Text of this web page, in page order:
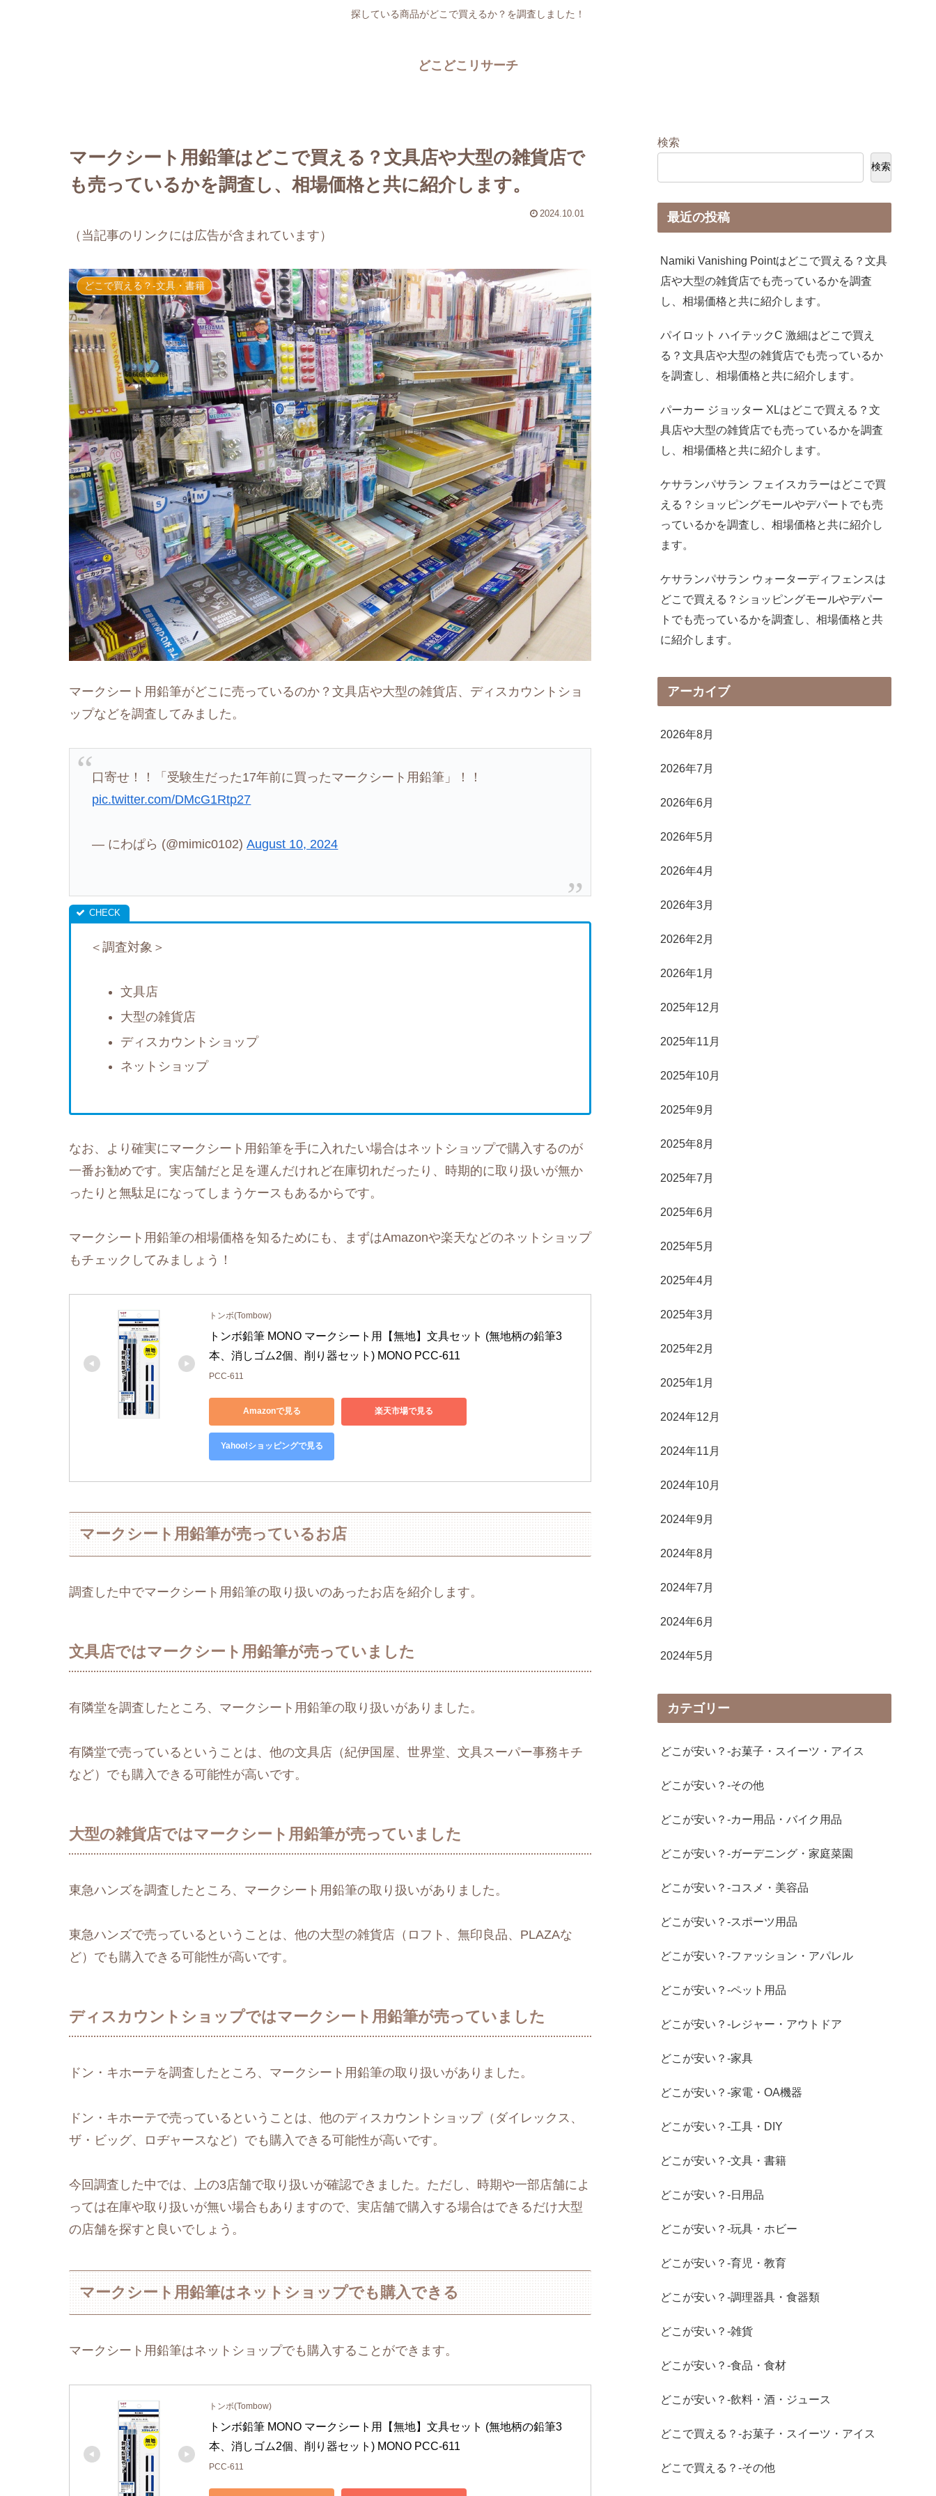
探している商品がどこで買えるか？を調査しました！
どこどこリサーチ
マークシート用鉛筆はどこで買える？文具店や大型の雑貨店で
も売っているかを調査し、相場価格と共に紹介します。
2024.10.01
（当記事のリンクには広告が含まれています）
どこで買える？-文具・書籍
マークシート用鉛筆がどこに売っているのか？文具店や大型の雑貨店、ディスカウントショ
ップなどを調査してみました。
口寄せ！！「受験生だった17年前に買ったマークシート用鉛筆」！！
pic.twitter.com/DMcG1Rtp27
— にわぱら (@mimic0102)August 10, 2024
＜調査対象＞
文具店
大型の雑貨店
ディスカウントショップ
ネットショップ
なお、より確実にマークシート用鉛筆を手に入れたい場合はネットショップで購入するのが
一番お勧めです。実店舗だと足を運んだけれど在庫切れだったり、時期的に取り扱いが無か
ったりと無駄足になってしまうケースもあるからです。
マークシート用鉛筆の相場価格を知るためにも、まずはAmazonや楽天などのネットショップ
もチェックしてみましょう！
トンボ(Tombow)
トンボ鉛筆 MONO マークシート用【無地】文具セット (無地柄の鉛筆3
本、消しゴム2個、削り器セット) MONO PCC-611
PCC-611
Amazonで見る 楽天市場で見る
Yahoo!ショッピングで見る
マークシート用鉛筆が売っているお店
調査した中でマークシート用鉛筆の取り扱いのあったお店を紹介します。
文具店ではマークシート用鉛筆が売っていました
有隣堂を調査したところ、マークシート用鉛筆の取り扱いがありました。
有隣堂で売っているということは、他の文具店（紀伊国屋、世界堂、文具スーパー事務キチ
など）でも購入できる可能性が高いです。
大型の雑貨店ではマークシート用鉛筆が売っていました
東急ハンズを調査したところ、マークシート用鉛筆の取り扱いがありました。
東急ハンズで売っているということは、他の大型の雑貨店（ロフト、無印良品、PLAZAな
ど）でも購入できる可能性が高いです。
ディスカウントショップではマークシート用鉛筆が売っていました
ドン・キホーテを調査したところ、マークシート用鉛筆の取り扱いがありました。
ドン・キホーテで売っているということは、他のディスカウントショップ（ダイレックス、
ザ・ビッグ、ロヂャースなど）でも購入できる可能性が高いです。
今回調査した中では、上の3店舗で取り扱いが確認できました。ただし、時期や一部店舗によ
っては在庫や取り扱いが無い場合もありますので、実店舗で購入する場合はできるだけ大型
の店舗を探すと良いでしょう。
マークシート用鉛筆はネットショップでも購入できる
マークシート用鉛筆はネットショップでも購入することができます。
トンボ(Tombow)
トンボ鉛筆 MONO マークシート用【無地】文具セット (無地柄の鉛筆3
本、消しゴム2個、削り器セット) MONO PCC-611
PCC-611
検索
検索
最近の投稿
Namiki Vanishing Pointはどこで買える？文具
店や大型の雑貨店でも売っているかを調査
し、相場価格と共に紹介します。
パイロット ハイテックC 激細はどこで買え
る？文具店や大型の雑貨店でも売っているか
を調査し、相場価格と共に紹介します。
パーカー ジョッター XLはどこで買える？文
具店や大型の雑貨店でも売っているかを調査
し、相場価格と共に紹介します。
ケサランパサラン フェイスカラーはどこで買
える？ショッピングモールやデパートでも売
っているかを調査し、相場価格と共に紹介し
ます。
ケサランパサラン ウォーターディフェンスは
どこで買える？ショッピングモールやデパー
トでも売っているかを調査し、相場価格と共
に紹介します。
アーカイブ
2026年8月
2026年7月
2026年6月
2026年5月
2026年4月
2026年3月
2026年2月
2026年1月
2025年12月
2025年11月
2025年10月
2025年9月
2025年8月
2025年7月
2025年6月
2025年5月
2025年4月
2025年3月
2025年2月
2025年1月
2024年12月
2024年11月
2024年10月
2024年9月
2024年8月
2024年7月
2024年6月
2024年5月
カテゴリー
どこが安い？-お菓子・スイーツ・アイス
どこが安い？-その他
どこが安い？-カー用品・バイク用品
どこが安い？-ガーデニング・家庭菜園
どこが安い？-コスメ・美容品
どこが安い？-スポーツ用品
どこが安い？-ファッション・アパレル
どこが安い？-ペット用品
どこが安い？-レジャー・アウトドア
どこが安い？-家具
どこが安い？-家電・OA機器
どこが安い？-工具・DIY
どこが安い？-文具・書籍
どこが安い？-日用品
どこが安い？-玩具・ホビー
どこが安い？-育児・教育
どこが安い？-調理器具・食器類
どこが安い？-雑貨
どこが安い？-食品・食材
どこが安い？-飲料・酒・ジュース
どこで買える？-お菓子・スイーツ・アイス
どこで買える？-その他